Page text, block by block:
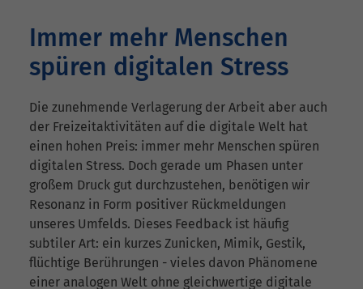
Immer mehr Menschen
spüren digitalen Stress
Die zunehmende Verlagerung der Arbeit aber auch
der Freizeitaktivitäten auf die digitale Welt hat
einen hohen Preis: immer mehr Menschen spüren
digitalen Stress. Doch gerade um Phasen unter
großem Druck gut durchzustehen, benötigen wir
Resonanz in Form positiver Rückmeldungen
unseres Umfelds. Dieses Feedback ist häufig
subtiler Art: ein kurzes Zunicken, Mimik, Gestik,
flüchtige Berührungen - vieles davon Phänomene
einer analogen Welt ohne gleichwertige digitale